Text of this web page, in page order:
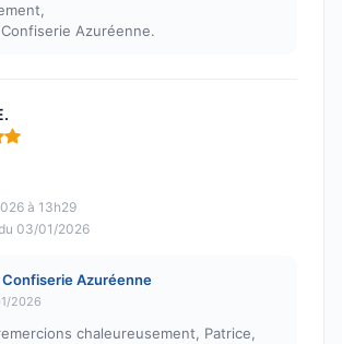
Azuréenne.
5
à 13h29
03/01/2026
Confiserie Azuréenne
2026
chaleureusement, Patrice,